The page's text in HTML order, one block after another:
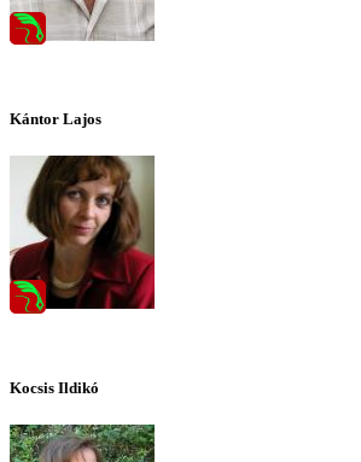
Kántor Lajos
Kocsis Ildikó